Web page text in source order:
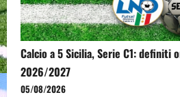
Calcio a 5 Sicilia, Serie C1: definiti
2026/2027
05/08/2026